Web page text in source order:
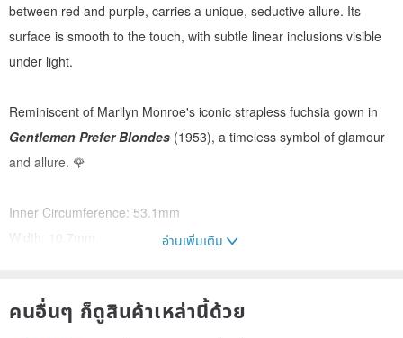
between red and purple, carries a unique, seductive allure. Its
surface is smooth to the touch, with subtle linear inclusions visible
under light.
Reminiscent of Marilyn Monroe's iconic strapless fuchsia gown in
Gentlemen Prefer Blondes (1953), a timeless symbol of glamour
and allure. 🌹
Inner Circumference: 53.1mm
Width: 10.7mm
✦
อ่านเพิ่มเติม
คนอื่นๆ ก็ดูสินค้าเหล่านี้ด้วย